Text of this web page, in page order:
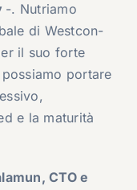
-. Nutriamo
di Westcon-
il suo forte
portare
e la maturità
CTO e